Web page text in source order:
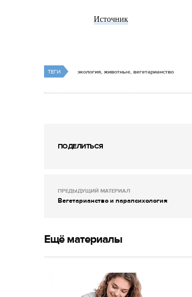
Источник
ТЕГИ экология, животные, вегетарианство
ПОДЕЛИТЬСЯ
ПРЕДЫДУЩИЙ МАТЕРИАЛ
Вегетарианство и парапсихология
Ещё материалы